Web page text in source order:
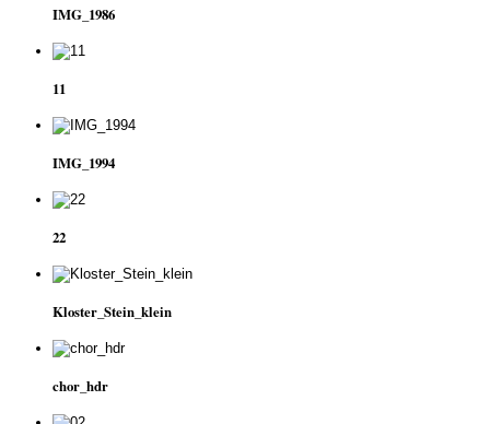
IMG_1986
11
IMG_1994
22
Kloster_Stein_klein
chor_hdr